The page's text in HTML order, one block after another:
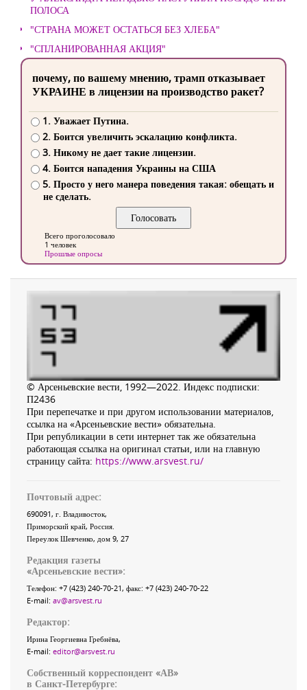
ПОЛОСА
"СТРАНА МОЖЕТ ОСТАТЬСЯ БЕЗ ХЛЕБА"
"СПЛАНИРОВАННАЯ АКЦИЯ"
почему, по вашему мнению, трамп отказывает
УКРАИНЕ в лицензии на производство ракет?
1. Уважает Путина.
2. Боится увеличить эскалацию конфликта.
3. Никому не дает такие лицензии.
4. Боится нападения Украины на США
5. Просто у него манера поведения такая: обещать и
не сделать.
Всего проголосовало
1 человек
Прошлые опросы
© Арсеньевские вести, 1992—2022. Индекс подписки:
П2436
При перепечатке и при другом использовании материалов,
ссылка на «Арсеньевские вести» обязательна.
При републикации в сети интернет так же обязательна
работающая ссылка на оригинал статьи, или на главную
страницу сайта: https://www.arsvest.ru/
Почтовый адрес:
690091, г. Владивосток,
Приморский край, Россия
Переулок Шевченко, дом 9, 27
Редакция газеты
«Арсеньевские вести»:
Телефон: +7 (423) 240-70-21, факс: +7 (423) 240-70-22
E-mail: av@arsvest.ru
Редактор:
Ирина Георгиевна Гребнёва,
E-mail: editor@arsvest.ru
Собственный корреспондент «АВ»
в Санкт-Петербурге: